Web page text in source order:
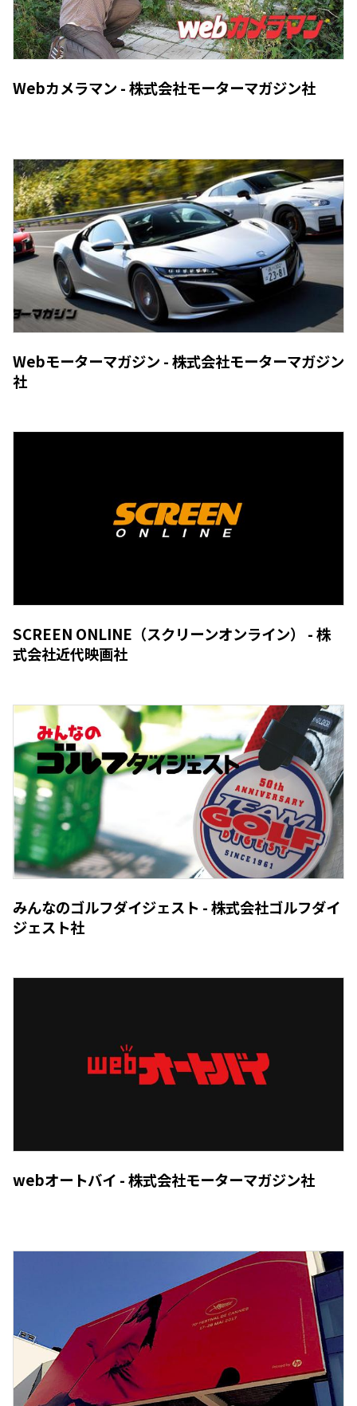
Webカメラマン - 株式会社モーターマガジン社
Webモーターマガジン - 株式会社モーターマガジン
社
SCREEN ONLINE（スクリーンオンライン） - 株
式会社近代映画社
みんなのゴルフダイジェスト - 株式会社ゴルフダイ
ジェスト社
webオートバイ - 株式会社モーターマガジン社